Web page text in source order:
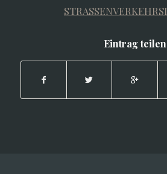
Eintrag teilen